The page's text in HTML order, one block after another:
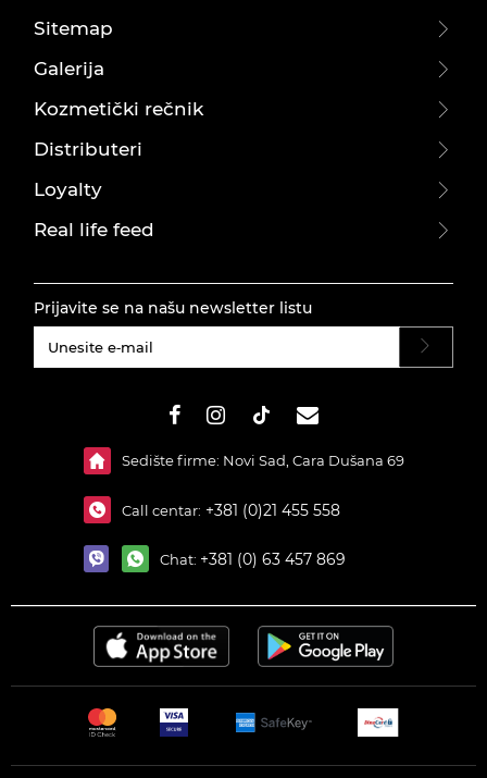
Sitemap
Galerija
Kozmetički rečnik
Distributeri
Loyalty
Real life feed
Prijavite se na našu newsletter listu
Sedište firme: Novi Sad, Cara Dušana 69
Call centar: +381 (0)21 455 558
Chat: +381 (0) 63 457 869